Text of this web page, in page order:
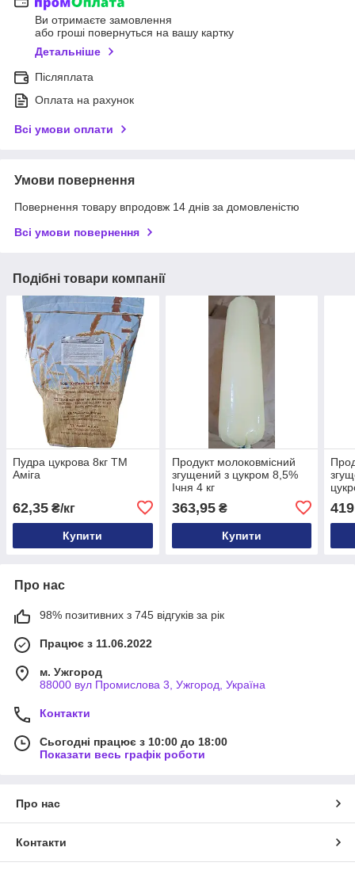
Ви отримаєте замовлення
або гроші повернуться на вашу картку
Детальніше
Післяплата
Оплата на рахунок
Всі умови оплати
Умови повернення
Повернення товару впродовж 14 днів за домовленістю
Всі умови повернення
Подібні товари компанії
Пудра цукрова 8кг ТМ
Аміга
62,35 ₴/кг
Купити
Продукт молоковмісний
згущений з цукром 8,5%
Ічня 4 кг
363,95₴
Купити
Про нас
98% позитивних з 745 відгуків за рік
Працює з 11.06.2022
м. Ужгород
88000 вул Промислова 3, Ужгород, Україна
Контакти
Сьогодні працює з 10:00 до 18:00
Показати весь графік роботи
Про нас
Контакти